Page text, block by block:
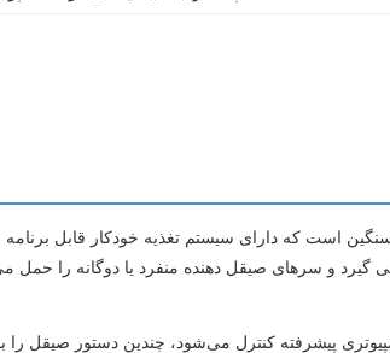
پیشرفته کنترل می‌شود، چندین دستور صیقل را